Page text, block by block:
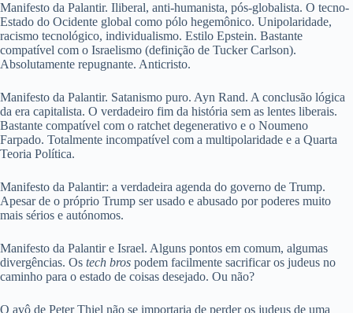
Manifesto da Palantir. Iliberal, anti-humanista, pós-globalista. O tecno-
Estado do Ocidente global como pólo hegemônico. Unipolaridade,
racismo tecnológico, individualismo. Estilo Epstein. Bastante
compatível com o Israelismo (definição de Tucker Carlson).
Absolutamente repugnante. Anticristo.
Manifesto da Palantir. Satanismo puro. Ayn Rand. A conclusão lógica
da era capitalista. O verdadeiro fim da história sem as lentes liberais.
Bastante compatível com o ratchet degenerativo e o Noumeno
Farpado. Totalmente incompatível com a multipolaridade e a Quarta
Teoria Política.
Manifesto da Palantir: a verdadeira agenda do governo de Trump.
Apesar de o próprio Trump ser usado e abusado por poderes muito
mais sérios e autónomos.
Manifesto da Palantir e Israel. Alguns pontos em comum, algumas
divergências. Os tech bros podem facilmente sacrificar os judeus no
caminho para o estado de coisas desejado. Ou não?
O avô de Peter Thiel não se importaria de perder os judeus de uma